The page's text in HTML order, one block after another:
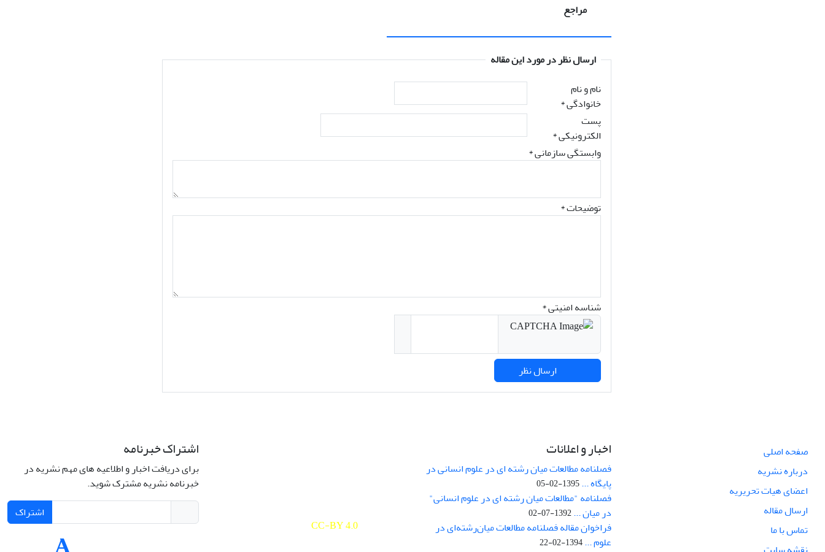
مراجع
ارسال نظر در مورد این مقاله
نام و نام
خانوادگی*
پست
الکترونیکی*
وابستگی سازمانی *
توضیحات *
شناسه امنیتی *
صفحه اصلی
درباره نشریه
اعضای هیات تحریریه
ارسال مقاله
تماس با ما
اخبار و اعلانات
فصلنامه مطالعات میان رشته ای در علوم انسانی در
پایگاه ...1395-02-05
فصلنامه "مطالعات میان رشته ای در علوم انسانی"
در میان ...1392-07-02
فراخوان مقاله فصلنامه مطالعات میان‌رشته‌ای در
علوم ...1394-02-22
CC-BY 4.0
اشتراک خبرنامه
برای دریافت اخبار و اطلاعیه های مهم نشریه در
خبرنامه نشریه مشترک شوید.
اشتراک